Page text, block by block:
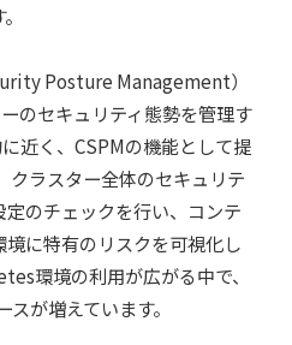
Posture Management）
のセキュリティ態勢を管理す
近く、CSPMの機能として提
クラスター全体のセキュリテ
のチェックを行い、コンテ
に特有のリスクを可視化し
環境の利用が広がる中で、
が増えています。